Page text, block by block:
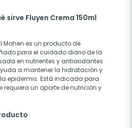
sirve Fluyen Crema 150ml
Mahen es un producto de
para el cuidado diario de la
en nutrientes y antioxidantes
a mantener la hidratación y
epidermis. Está indicada para
requiera un aporte de nutrición y